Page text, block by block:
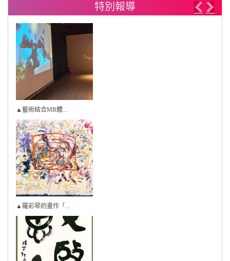
特別報導
▲藝術結合MR體...
▲羅彩琴的畫作「...